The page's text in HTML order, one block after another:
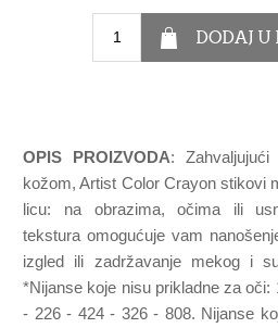
OPIS PROIZVODA:
kožom, Artist Color Crayon stikovi
licu: na obrazima, očima ili
tekstura omogućuje vam
izgled ili zadržavanje mekog i
*Nijanse koje nisu prikladne za oči:
- 226 - 424 - 326 - 808. Nijanse